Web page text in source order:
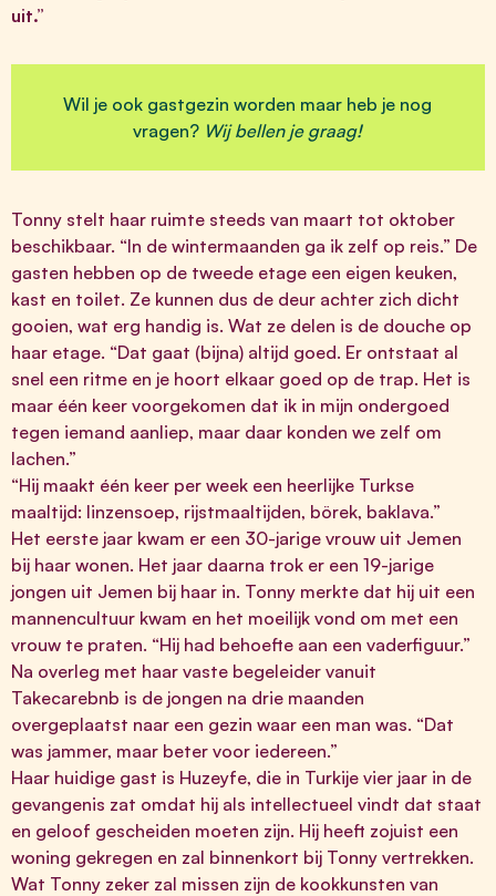
uit.”
Wil je ook gastgezin worden maar heb je nog
vragen? Wij bellen je graag!
Tonny stelt haar ruimte steeds van maart tot oktober
beschikbaar. “In de wintermaanden ga ik zelf op reis.” De
gasten hebben op de tweede etage een eigen keuken,
kast en toilet. Ze kunnen dus de deur achter zich dicht
gooien, wat erg handig is. Wat ze delen is de douche op
haar etage. “Dat gaat (bijna) altijd goed. Er ontstaat al
snel een ritme en je hoort elkaar goed op de trap. Het is
maar één keer voorgekomen dat ik in mijn ondergoed
tegen iemand aanliep, maar daar konden we zelf om
lachen.”
“Hij maakt één keer per week een heerlijke Turkse
maaltijd: linzensoep, rijstmaaltijden, börek, baklava.”
Het eerste jaar kwam er een 30-jarige vrouw uit Jemen
bij haar wonen. Het jaar daarna trok er een 19-jarige
jongen uit Jemen bij haar in. Tonny merkte dat hij uit een
mannencultuur kwam en het moeilijk vond om met een
vrouw te praten. “Hij had behoefte aan een vaderfiguur.”
Na overleg met haar vaste begeleider vanuit
Takecarebnb is de jongen na drie maanden
overgeplaatst naar een gezin waar een man was. “Dat
was jammer, maar beter voor iedereen.”
Haar huidige gast is Huzeyfe, die in Turkije vier jaar in de
gevangenis zat omdat hij als intellectueel vindt dat staat
en geloof gescheiden moeten zijn. Hij heeft zojuist een
woning gekregen en zal binnenkort bij Tonny vertrekken.
Wat Tonny zeker zal missen zijn de kookkunsten van